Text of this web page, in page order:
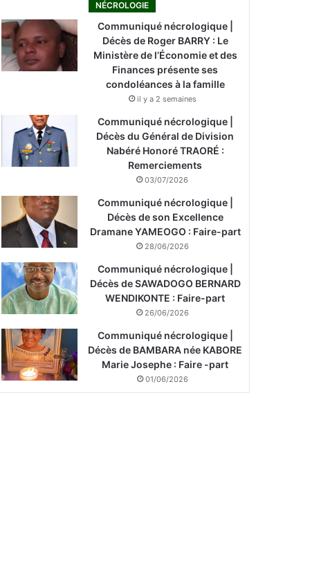
NÉCROLOGIE
Communiqué nécrologique |
Décès de Roger BARRY : Le
Ministère de l’Économie et des
Finances présente ses
condoléances à la famille
il y a 2 semaines
Communiqué nécrologique |
Décès du Général de Division
Nabéré Honoré TRAORÉ :
Remerciements
03/07/2026
Communiqué nécrologique |
Décès de son Excellence
Dramane YAMEOGO : Faire-part
28/06/2026
Communiqué nécrologique |
Décès de SAWADOGO BERNARD
WENDIKONTE : Faire-part
26/06/2026
Communiqué nécrologique |
Décès de BAMBARA née KABORE
Marie Josephe : Faire -part
01/06/2026